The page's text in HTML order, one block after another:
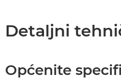
Preuzimanje PDF-a
Detaljni
Općenite